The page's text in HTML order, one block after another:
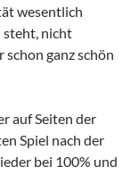
wesentlich
steht, nicht
ganz schön
auf Seiten der
Spiel nach der
bei 100% und